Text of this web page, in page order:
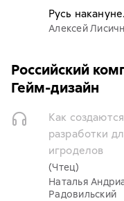
Русь
Алексей
Российский
Гейм-дизайн
Как
разработки
игроделов
(Чтец)
Наталья
Радовильский